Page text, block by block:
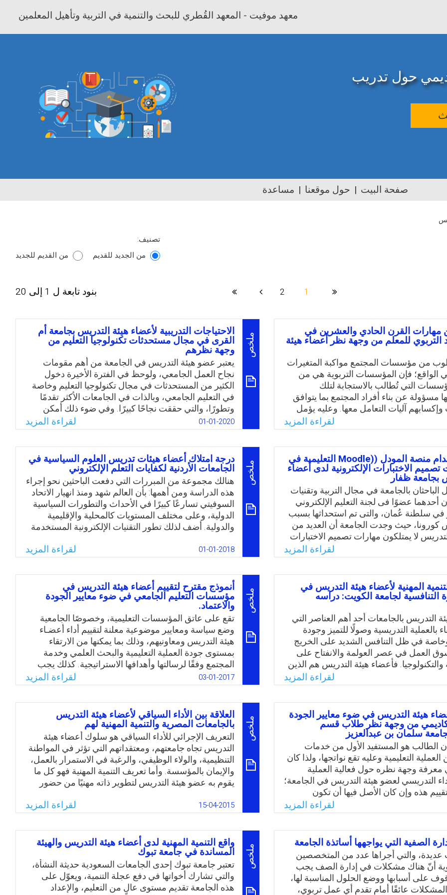
معهد موفيت - المعهد القُطري للبحث والتنمية في التربية وتأهيل المعلمين
حول تدريب
صفحة البيت حول موقعنا مساعدة
تصنيف:
من الجديد للقديم
من القديم للجديد
بنود تابعة ل 1 إلى 20 1
2
مهارات القرن الحادي والعشرين في
التربوي للمعلم من وجهة نظر أعضاء هيئة
من مؤسسات المجتمع مواكبة المتغيرات
الواقع؛ فإن المؤسسات التربوية هي من
التي تُطالب بالاستجابة لتلك
مسؤولة عن بناء أفراد المجتمع بما يتوافق
وإكسابهم آليات التعامل معها. وعليه يؤمل
اقتراح آليات إجرائية يمكن من خلالها
مهارات القرن الحادي والعشرين في
التربوي للمعلم بالمملكة العربية السعودية؛
فتزداد أهمية الدراسة لأنها توجه نظر
ببرامج إعداد المعلم إلى أهم مهارات القرن
والأولويات التي ينبغي البدء بها في برامج
بكليات التربية.
Twitter
Email
لقراءة المزيد
ملخص
الاحتياجات التدريبية لأعضاء هيئة التدريس بجامعة أم
القرى في مجال مستحدثات تكنولوجيا التعليم من
وجهة نظرهم
يعتبر عضو هيئة التدريس في الجامعة من أهم مقومات
نجاح العمل الجامعي، ولوحظ في الفترة الأخيرة دخول
الكثير من المستحدثات في مجال تكنولوجيا التعليم وخاصة
في التعليم الجامعي، وبالذات في الجامعات الأكثر تقدمًا
وتطورًا، والتي حققت نجاحًا كبيرًا. وفي ضوء ذلك أمكن
تحديد مشكلة الدراسة الحالية بالسؤال الرئيس التالي: ما
هي الاحتياجات التدريبية لأعضاء هيئة التدريس بجامعة أم
القرى (مكة المكرمة) في مجال مستحدثات تكنولوجيا
التعليم من وجهة نظرهم؟ وهل تختلف هذه الاحتياجات في
تكنولوجيا التعليم لديهم باختلاف كل من المتغيرات التالية:
الجنس، والتخصص، والرتبة الأكاديمية، والخبرة العلمية؟
WhatsApp
Facebook
Twitter
Email
01-01-2020 لقراءة المزيد
فاعلية استخدام منصة المودل ((Moodle التعليمية في
تصميم الاختبارات الإلكترونية لدى أعضاء
بجامعة ظفار
بالجامعة في مجال التربية وتقنيات
أحدهما عضوًا فى لجنة التعليم الإلكتروني
في سلطنة عُمان، والتى تم استحداثها بسبب
كورونا، حيث وجدت الجامعة أن العديد من
لا يمتلكون مهارات تصميم الاختبارات
باستخدام برامج أو تطبيقات أو مواقع
وإنتاج الاختبارات الإلكترونية أو من
فكان لا بد من تدريب أعضاء هيئة
هذه الاختبارات في العملية التعليمية.
الدراسة بالسؤال التالي: ما هي
فاعلية استخدام منصة المودل ((Moodle التعليمية في تنمية
الإلكترونية لدى أعضاء هيئة
ظفار في سلطنة عُمان؟
Twitter
Email
لقراءة المزيد
ملخص
درجة امتلاك أعضاء هيئات تدريس العلوم السياسية في
الجامعات الأردنية لكفايات التعلم الإلكتروني
هنالك مجموعة من المبررات التي دفعت الباحثين نحو إجراء
هذه الدراسة ومن أهمها: بأن العالم شهد ومنذ انهيار الاتحاد
السوفيتي تسارعًا كبيرًا في الأحداث والتطورات السياسية
الدولية، وعلى مختلف المستويات كالمحلية والإقليمية
والدولية. أضف لذلك تطور التقنيات الإلكترونية المستخدمة
ومن أجل مواكبة التطورات سواء في الأحداث السياسية
الدولية أو الإقليمية أو المحلية، فإن أقسام العلوم السياسية
)ممثلة بأعضاء هيئات التدريس) مطالبة بمواكبة تلك
التطورات ونقلها للطلبة لإكسابهم مهارات جديدة تشجعهم
وتساعدهم على متابعة ودراسة وفهم وتحليل التطورات
السياسية بطريقة شيقة وجذابة. والسؤال: ما درجة امتلاك
أعضاء هيئات تدريس العلوم السياسية في الجامعات
الأردنية لكفايات التعلم الإلكتروني؟
WhatsApp
Facebook
Twitter
Email
01-01-2018 لقراءة المزيد
المهنية لأعضاء هيئة التدريس في
التنافسية لجامعة الكويت: دراسه
التدريس بالجامعات أحد أهم العناصر التي
بالعملية التدريسية وصولًا للتميز وجودة
في ظل التنافس الشديد على الخريج
العمل في عصر العولمة والانفتاح على
فأعضاء هيئة التدريس هم الذين
والأهداف في الجامعات إلى واقع ينعكس
ولذلك كان من الضروري تهيئة كل
أداء أعضاء هيئة التدريس من خلال
التنمية المهنية لهم والتي تُسهم في رفع
والعمليات والمخرجات في المنظومة
ركزت الجامعات على الاستثمار في أحد
الميزة التنافسية لها، ومن هنا نبعت
رؤية مستقبلية حول دور التنمية المهنية
في تحقيق الميزة التنافسية لجامعة
Twitter
Email
لقراءة المزيد
ملخص
أنموذج مقترح لتقييم أعضاء هيئة التدريس في
مؤسسات التعليم الجامعي في ضوء معايير الجودة
والاعتماد.
تقع على عاتق المؤسسات التعليمية، وخصوصًا الجامعية
وضع سياسة ومعايير موضوعية معلنة لتقييم أداء أعضـاء
هيئة التدريس ومعاونيهم، وذلك بما يمكنها من الارتقاء
بمستوى جودة العملية التعليمية والبحث العلمي وخدمة
المجتمع وفقًا لرسالتها وأهدافها الاستراتيجية. كذلك يجب
على المؤسسة العمل على تنمية قدرات ومهارات أعضاء
هيئة التدريس وفقًا لنتائج التقييم الذاتي والذي يتم تنفيذه
حسب هذه المعايير. والملاحظ أن المؤسسات وإن اهتمت
بشؤون التقييم والاعتماد في مؤسسات التعليم العالي لم
تضع مثل هذه المعايير ولم تكن أليات واضحة لتقييم أعضاء
هيئة التدريس. والسؤال: لو تم استطلاع رأي عينة من أعضاء
هيئة التدريس حول المعايير، فما ستكون النتيجة؟ وهل من
خلالها يمكن معرفة مستوى أعضاء الهيئة تمهيدًا لتقديم
دراسة ذاتية وافية لمؤسسة التعليم العالي؟
WhatsApp
Facebook
Twitter
Email
03-01-2017 لقراءة المزيد
هيئة التدريس في ضوء معايير الجودة
من وجهة نظر طلاب قسم
سلمان بن عبدالعزيز
الطالب هو المستفيد الأول من خدمات
التعليمية وعليه تقع نواتجها، ولذا كان
وجهة نظره حول فعالية العملية
التدريسي لعضو هيئة التدريس في الجامعة؛
هذه وإن كان الأصل فيها أن تكون
من العوامل الشخصية أو الذاتية، إلا أنها
قد تتأثر بذاتية الطالب وشخصيته وعلاقته
الدراسي، وأحيانًا بطبيعة المادة
يدرسها المدّرس، أو جنسية المدّرس، وعليه
على رأي الطلاب في عملية تقويم عضو هيئة
تخضع هذه العملية للبحث العلمي وخاصة
لمعرفة هل هناك عوامل تؤثر في
متحيزًا غير موضوعي؟
لقراءة المزيد
ملخص
العلاقة بين الأداء السياقي لأعضاء هيئة التدريس
بالجامعات المصرية والتنمية المهنية لهم
التعريف الإجرائي للأداء السياقي ھو سلوك أعضاء ھيئة
التدريس تجاه جامعتھم، ومعتقداتھم التي تؤثر في المواطنة
التنظيمية، والولاء الوظيفي، والرغبة في الاستمرار بالعمل،
والإيمان بالمؤسسة. وأما تعريف التنمية المهنية فهو كل ما
يقوم به عضو ھيئة التدريس لتطوير ذاته مھنيًا من حضور
ھل توجد علاقة ذات دلالة إحصائية بين الأداء السياقي وبين
التنمية المھنية لأعضاء ھيئة التدريس بالجامعات المصرية؟
وما نوع ھذه العلاقة إن وجدت؟
WhatsApp
Facebook
Twitter
Email
15-04-2015 لقراءة المزيد
الصفية التي يواجهها أساتذة الجامعة
عديدة، والتي أجراها عدد من المتخصصين
أنّ هناك مشكلات في إدارة الصف يجب
على أسبابها ووضع الحلول المناسبة لها،
عائقًا أمام تقدم أي عمل تربوي،
ملخص
واقع التنمية المهنية لدى أعضاء هيئة التدريس والهيئة
المساندة في جامعة تبوك
تعتبر جامعة تبوك إحدى الجامعات السعودية حديثة النشأة،
والتي تشارك أخواتها في دفع عجلة التنمية، ويعوّل على
هذه الجامعة تقديم مستوى عالٍ من التعليم، والإعداد